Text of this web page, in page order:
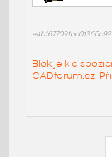
Blok je k
CADforum.cz.